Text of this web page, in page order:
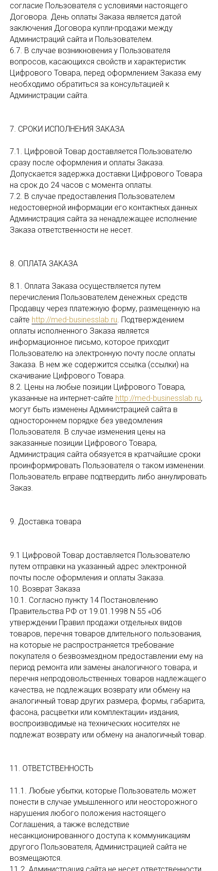
согласие Пользователя с условиями настоящего
Договора. День оплаты Заказа является датой
заключения Договора купли-продажи между
Администраций сайта и Пользователем.
6.7. В случае возникновения у Пользователя
вопросов, касающихся свойств и характеристик
Цифрового Товара, перед оформлением Заказа ему
необходимо обратиться за консультацией к
Администрации сайта.
7. СРОКИ ИСПОЛНЕНИЯ ЗАКАЗА
7.1. Цифровой Товар доставляется Пользователю
сразу после оформления и оплаты Заказа.
Допускается задержка доставки Цифрового Товара
на срок до 24 часов с момента оплаты.
7.2. В случае предоставления Пользователем
недостоверной информации его контактных данных
Администрация сайта за ненадлежащее исполнение
Заказа ответственности не несет.
8. ОПЛАТА ЗАКАЗА
8.1. Оплата Заказа осуществляется путем
перечисления Пользователем денежных средств
Продавцу через платежную форму, размещенную на
сайте http://med-businesslab.ru. Подтверждением
оплаты исполненного Заказа является
информационное письмо, которое приходит
Пользователю на электронную почту после оплаты
Заказа. В нем же содержится ссылка (ссылки) на
скачивание Цифрового Товара.
8.2. Цены на любые позиции Цифрового Товара,
указанные на интернет-сайте http://med-businesslab.ru,
могут быть изменены Администрацией сайта в
одностороннем порядке без уведомления
Пользователя. В случае изменения цены на
заказанные позиции Цифрового Товара,
Администрация сайта обязуется в кратчайшие сроки
проинформировать Пользователя о таком изменении.
Пользователь вправе подтвердить либо аннулировать
Заказ.
9. Доставка товара
9.1 Цифровой Товар доставляется Пользователю
путем отправки на указанный адрес электронной
почты после оформления и оплаты Заказа.
10. Возврат Заказа
10.1. Согласно пункту 14 Постановлению
Правительства РФ от 19.01.1998 N 55 «Об
утверждении Правил продажи отдельных видов
товаров, перечня товаров длительного пользования,
на которые не распространяется требование
покупателя о безвозмездном предоставлении ему на
период ремонта или замены аналогичного товара, и
перечня непродовольственных товаров надлежащего
качества, не подлежащих возврату или обмену на
аналогичный товар других размера, формы, габарита,
фасона, расцветки или комплектации» издания,
воспроизводимые на технических носителях не
подлежат возврату или обмену на аналогичный товар.
11. ОТВЕТСТВЕННОСТЬ
11.1. Любые убытки, которые Пользователь может
понести в случае умышленного или неосторожного
нарушения любого положения настоящего
Соглашения, а также вследствие
несанкционированного доступа к коммуникациям
другого Пользователя, Администрацией сайта не
возмещаются.